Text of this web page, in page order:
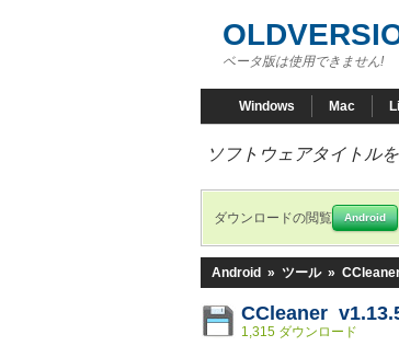
ベータ版は使用できません!
Windows Mac
ソフトウェアタイトル
ダウンロードの閲覧 Android
Android » ツール »
CCleaner
1,315 ダウンロード